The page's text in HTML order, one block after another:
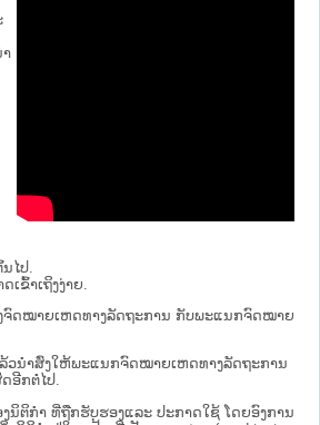
ໄປ.
ຂົ້າເຖິງງ່າຍ.
ຈົດໝາຍເຫດທາງລັດຖະການ ກັບ​ພະແນກຈົດ​ໝາຍ​
ນໍາສົ່ງໃຫ້​ພະແນກຈົດ​ໝາຍ​ເຫດ​ທາງ​ລັດ​ຖະ​ການ
ອີກ​ຕໍ່​ໄປ.
ນິຕິກໍາ ທີ່ຖືກຮັບຮອງແລະ ປະກາດໃຊ້ ໂດຍອົງການ